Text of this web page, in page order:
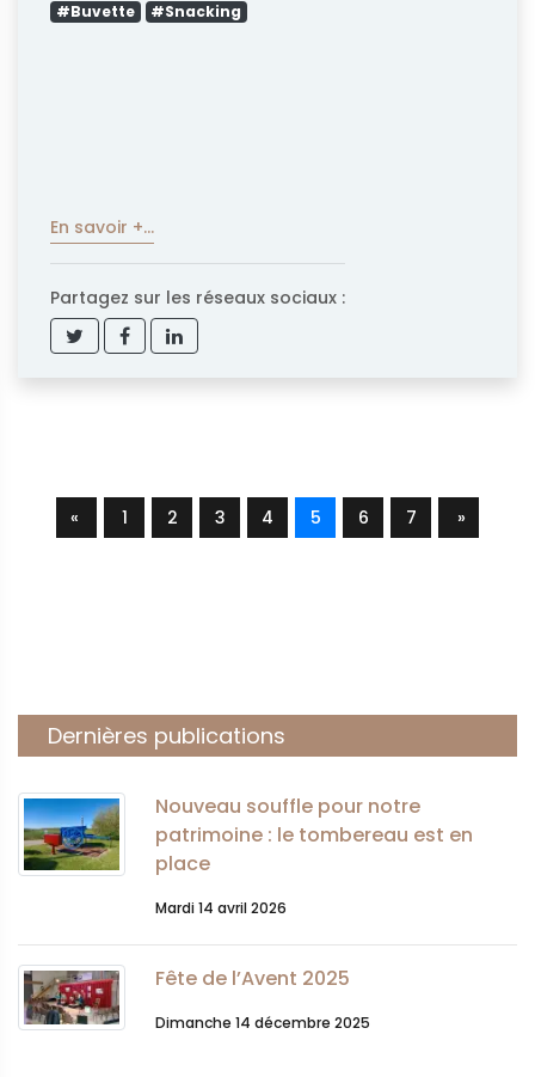
#Buvette
#Snacking
En savoir +...
Partagez sur les réseaux sociaux :
« 1 2 3 4 5 6 7 »
Dernières publications
Nouveau souffle pour notre
patrimoine : le tombereau est en
place
Mardi 14 avril 2026
Fête de l’Avent 2025
Dimanche 14 décembre 2025